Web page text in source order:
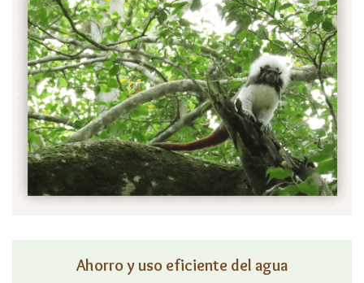
Ahorro y uso eficiente del agua